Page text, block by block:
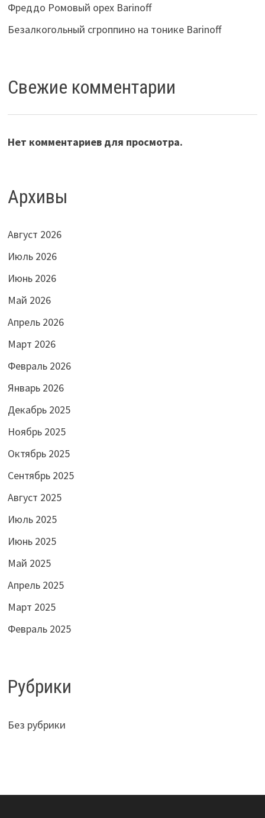
Фреддо Ромовый орех Barinoff
Безалкогольный сгроппино на тонике Barinoff
Свежие комментарии
Нет комментариев для просмотра.
Архивы
Август 2026
Июль 2026
Июнь 2026
Май 2026
Апрель 2026
Март 2026
Февраль 2026
Январь 2026
Декабрь 2025
Ноябрь 2025
Октябрь 2025
Сентябрь 2025
Август 2025
Июль 2025
Июнь 2025
Май 2025
Апрель 2025
Март 2025
Февраль 2025
Рубрики
Без рубрики